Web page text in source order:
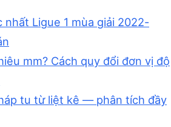
nhất Ligue 1 mùa giải 2022-
mm? Cách quy đổi đơn vị độ
tu từ liệt kê — phân tích đầy